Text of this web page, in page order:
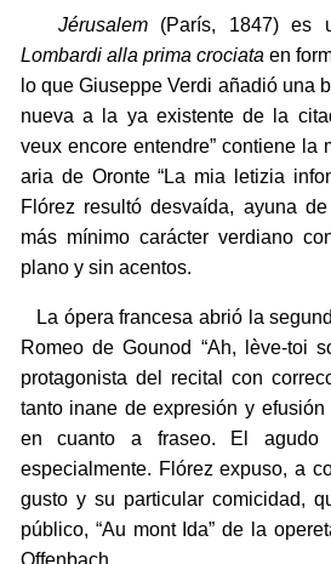
Jérusalem (París, 1847) es
Lombardi alla prima crociata en
lo que Giuseppe Verdi añadió una
nueva a la ya existente de la
veux encore entendre” contiene la
aria de Oronte “La mia letizia
Flórez resultó desvaída, ayuna
más mínimo carácter verdiano
plano y sin acentos.
La ópera francesa abrió la
Romeo de Gounod “Ah, lève-toi
protagonista del recital con
tanto inane de expresión y efusión
en cuanto a fraseo. El agudo
especialmente. Flórez expuso, a
gusto y su particular comicidad,
público, “Au mont Ida” de la
Offenbach.